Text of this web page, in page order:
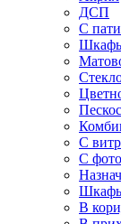
ДСП
С
С
С
В